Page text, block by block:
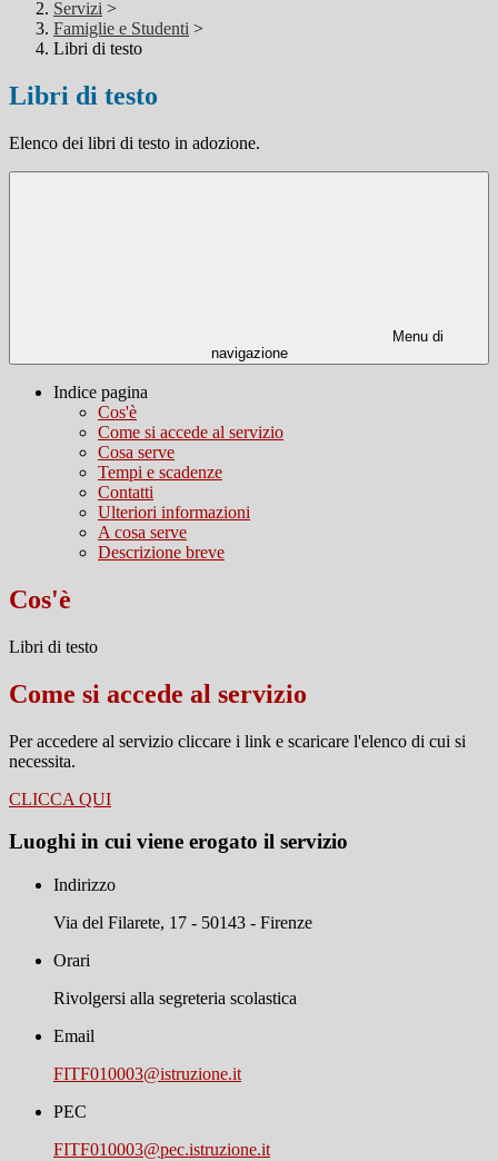
Servizi >
Famiglie e Studenti >
Libri di testo
Libri di testo
Elenco dei libri di testo in adozione.
Menu di
navigazione
Indice pagina
Cos'è
Come si accede al servizio
Cosa serve
Tempi e scadenze
Contatti
Ulteriori informazioni
A cosa serve
Descrizione breve
Cos'è
Libri di testo
Come si accede al servizio
Per accedere al servizio cliccare i link e scaricare l'elenco di cui si
necessita.
CLICCA QUI
Luoghi in cui viene erogato il servizio
Indirizzo
Via del Filarete, 17 - 50143 - Firenze
Orari
Rivolgersi alla segreteria scolastica
Email
FITF010003@istruzione.it
PEC
FITF010003@pec.istruzione.it